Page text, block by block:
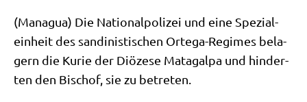
(Mana­gua) Die Natio­nal­po­li­zei und eine Spe­zi­al­
ein­heit des san­di­ni­sti­schen Orte­ga-Regimes bela­
gern die Kurie der Diö­ze­se Matag­al­pa und hin­der­
ten den Bischof, sie zu betreten.